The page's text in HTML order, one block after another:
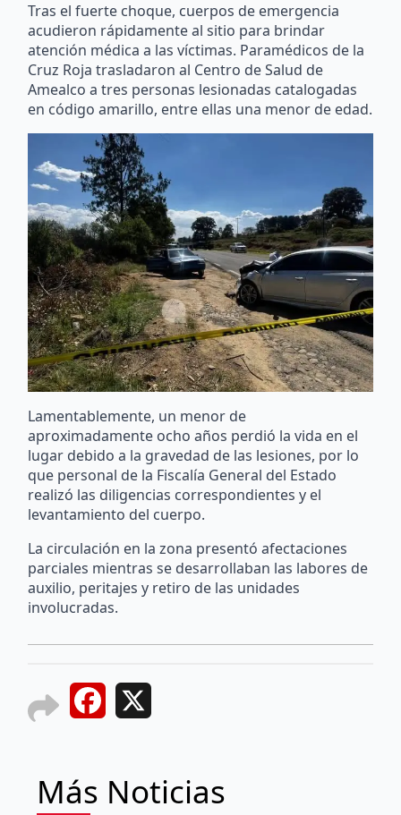
Tras el fuerte choque, cuerpos de emergencia
acudieron rápidamente al sitio para brindar
atención médica a las víctimas. Paramédicos de la
Cruz Roja trasladaron al Centro de Salud de
Amealco a tres personas lesionadas catalogadas
en código amarillo, entre ellas una menor de edad.
Lamentablemente, un menor de
aproximadamente ocho años perdió la vida en el
lugar debido a la gravedad de las lesiones, por lo
que personal de la Fiscalía General del Estado
realizó las diligencias correspondientes y el
levantamiento del cuerpo.
La circulación en la zona presentó afectaciones
parciales mientras se desarrollaban las labores de
auxilio, peritajes y retiro de las unidades
involucradas.
Facebook
Más Noticias